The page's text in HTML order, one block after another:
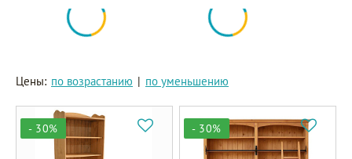
Цены: по возрастанию | по уменьшению
- 30% - 30%